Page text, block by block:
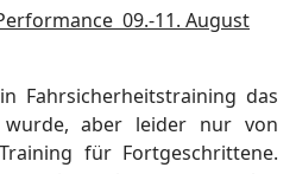
09.-11. August
Fahrsicherheitstraining das
aber leider nur von
für Fortgeschrittene.